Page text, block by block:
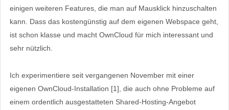
einigen weiteren Features, die man auf Mausklick hinzuschalten
kann. Dass das kostengünstig auf dem eigenen Webspace geht,
ist schon klasse und macht OwnCloud für mich interessant und
sehr nützlich.
Ich experimentiere seit vergangenen November mit einer
eigenen OwnCloud-Installation [1], die auch ohne Probleme auf
einem ordentlich ausgestatteten Shared-Hosting-Angebot